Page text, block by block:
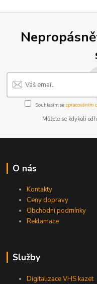
Souhlasím se zpracováním
Můžete se kdykoli
O nás
Kontakty
Ceny dopravy
Obchodní podmínky
Reklamace
Služby
Digitalizace VHS kazet